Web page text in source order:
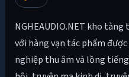
NGHEAUDIO.NET kho
với hàng vạn tác phẩm
nghiệp thu âm và lồng